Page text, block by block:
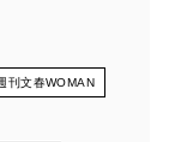
刊文春WOMAN